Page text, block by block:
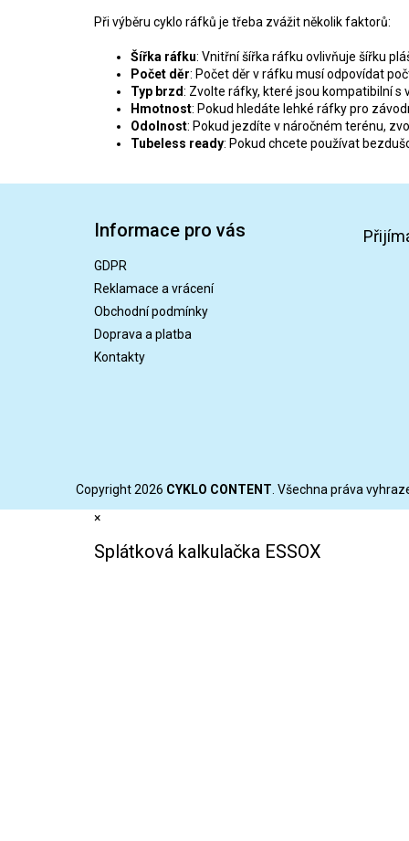
Při výběru cyklo ráfků je třeba zvážit několik faktorů:
Šířka ráfku: Vnitřní šířka ráfku ovlivňuje šířku
Počet děr: Počet děr v ráfku musí odpovídat
Typ brzd: Zvolte ráfky, které jsou kompatibilní
Hmotnost: Pokud hledáte lehké ráfky pro
Odolnost: Pokud jezdíte v náročném terénu,
Tubeless ready: Pokud chcete používat
Informace pro vás
GDPR
Reklamace a vrácení
Obchodní podmínky
Doprava a platba
Kontakty
Copyright 2026 CYKLO CONTENT . Všechna práva
×
Splátková kalkulačka ESSOX